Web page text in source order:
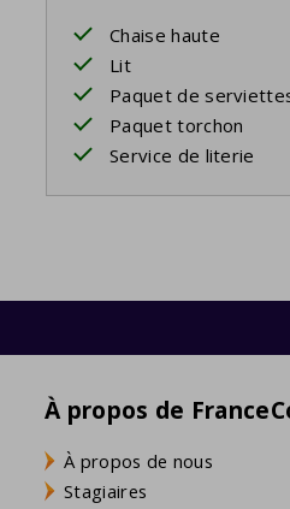
Chaise haute
Lit
Paquet de
Paquet torchon
Service de literie
À propos de
À propos de nous
Stagiaires